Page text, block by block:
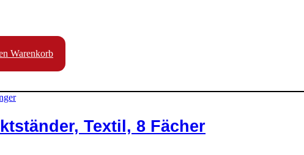
Warenkorb
Textil, 8 Fächer